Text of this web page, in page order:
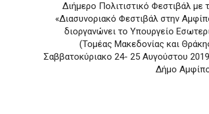
Διήμερο Πολιτιστικό Φεστιβάλ με
«Διασυνοριακό Φεστιβάλ στην
διοργανώνει το Υπουργείο
(Τομέας Μακεδονίας και
Σαββατοκύριακο 24- 25 Αυγούστου
Δήμο